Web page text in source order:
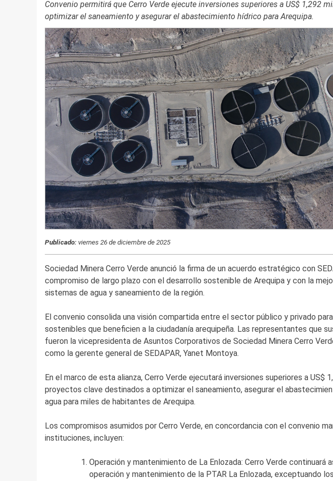
Convenio permitirá que Cerro Verde ejecute inversiones superiores a US$ 1,292
optimizar el saneamiento y asegurar el abastecimiento hídrico para Arequipa.
Publicado:viernes 26 de diciembre de 2025
Sociedad Minera Cerro Verde anunció la firma de un acuerdo estratégico con
compromiso de largo plazo con el desarrollo sostenible de Arequipa y con la
sistemas de agua y saneamiento de la región.
El convenio consolida una visión compartida entre el sector público y privado
sostenibles que beneficien a la ciudadanía arequipeña. Las representantes que
fueron la vicepresidenta de Asuntos Corporativos de Sociedad Minera Cerro
como la gerente general de SEDAPAR, Yanet Montoya.
En el marco de esta alianza, Cerro Verde ejecutará inversiones superiores a US$
proyectos clave destinados a optimizar el saneamiento, asegurar el
agua para miles de habitantes de Arequipa.
Los compromisos asumidos por Cerro Verde, en concordancia con el convenio
instituciones, incluyen:
Operación y mantenimiento de La Enlozada: Cerro Verde continuará
operación y mantenimiento de la PTAR La Enlozada, exceptuando